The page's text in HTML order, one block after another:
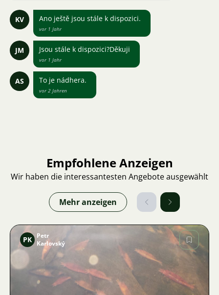
KV Ano ještě jsou stále k dispozici.
vor 1 Jahr
JM Jsou stále k dispozici?Děkuji
vor 1 Jahr
AS To je nádhera.
vor 2 Jahren
Empfohlene Anzeigen
Wir haben die interessantesten Angebote ausgewählt
Mehr anzeigen
Bild
PK
Petr
Karlovský